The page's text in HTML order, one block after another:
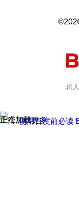
正在加载
上滑加载更多
使用百度前必读